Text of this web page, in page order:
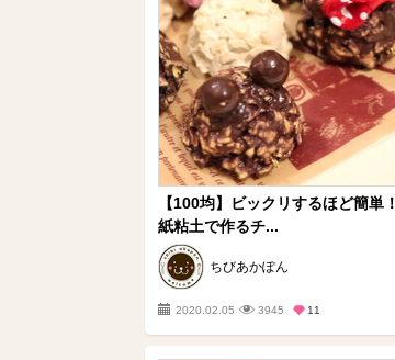
【100均】ビックリするほど簡単！
紙粘土で作るチ...
ちびあかぽん
2020.02.05 3945 11